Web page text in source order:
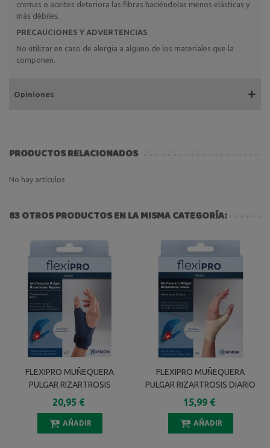
cremas o aceites deteriora las fibras haciéndolas menos elásticas y
más débiles.
PRECAUCIONES Y ADVERTENCIAS
No utilizar en caso de alergia a alguno de los materiales que la
componen.
Opiniones
PRODUCTOS RELACIONADOS
No hay artículos
83 OTROS PRODUCTOS EN LA MISMA CATEGORÍA:
FLEXIPRO MUÑEQUERA
PULGAR RIZARTROSIS
REPOSO IZQUIERDA TALLA L
20,95 €
AÑADIR
FLEXIPRO MUÑEQUERA
PULGAR RIZARTROSIS DIARIO
IZQUIERDA TALLA S
15,99 €
AÑADIR